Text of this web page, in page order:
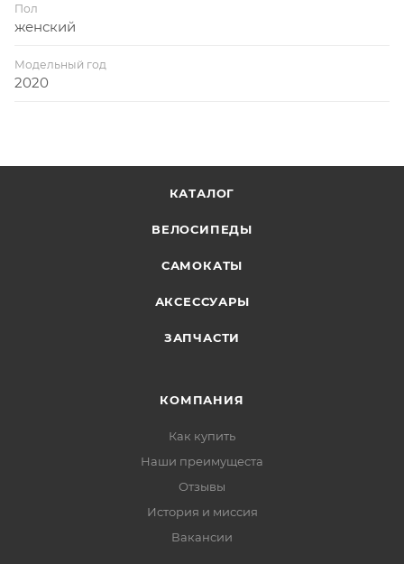
Пол
женский
Модельный год
2020
КАТАЛОГ
ВЕЛОСИПЕДЫ
САМОКАТЫ
АКСЕССУАРЫ
ЗАПЧАСТИ
КОМПАНИЯ
Как купить
Наши преимущеста
Отзывы
История и миссия
Вакансии